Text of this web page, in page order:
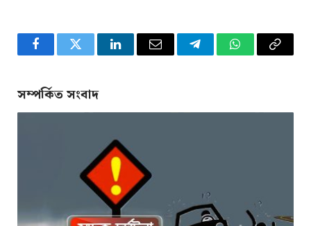
FacebookTwitter LinkedInEmail TelegramWhatsApp
Copy
সম্পর্কিত সংবাদ